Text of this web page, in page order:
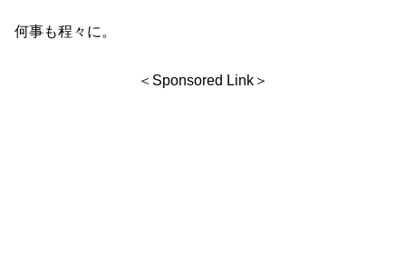
何事も程々に。
＜Sponsored Link＞